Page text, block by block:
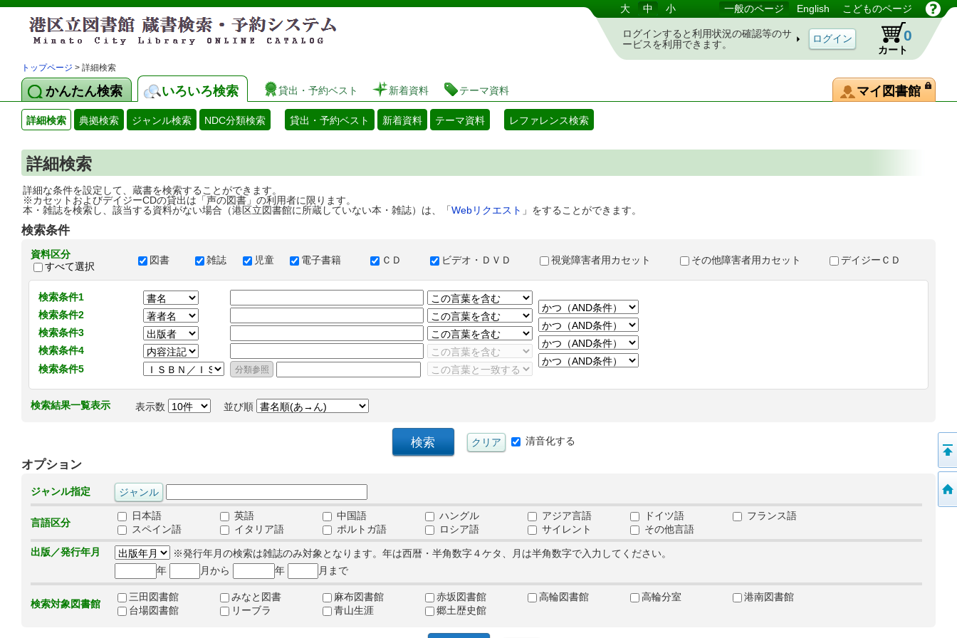
港区立図書館 蔵書検索・予約システム 大 中 小 一般のページ English こどものページ
ログインすると利用状況の確認等のサ
ービスを利用できます。
カート
0
トップページ > 詳細検索
かんたん検索 いろいろ検索 貸出・予約ベスト 新着資料 テーマ資料 マイ図書館
詳細検索 典拠検索 ジャンル検索 NDC分類検索 貸出・予約ベスト 新着資料 テーマ資料 レファレンス検索
詳細検索
詳細な条件を設定して、蔵書を検索することができます。
※カセットおよびデイジーCDの貸出は「声の図書」の利用者に限ります。
本・雑誌を検索し、該当する資料がない場合（港区立図書館に所蔵していない本・雑誌）は、「Webリクエスト 」をすることができます。
検索条件
資料区分
すべて選択
図書 雑誌 児童 電子書籍 ＣＤ ビデオ・ＤＶＤ 視覚障害者用カセット その他障害者用カセット デイジーＣＤ
検索条件1
検索条件2
検索条件3
検索条件4
検索条件5
検索結果一覧表示 表示数 並び順
清音化する
オプション
ジャンル指定
言語区分
日本語 英語 中国語 ハングル アジア言語 ドイツ語
フランス語
スペイン語
イタリア語 ポルトガ語 ロシア語 サイレント
その他言語
出版／発行年月
※発行年月の検索は雑誌のみ対象となります。年は西暦・半角数字４ケタ、月は半角数字で入力してください。
年
月から 年 月まで
検索対象図書館
三田図書館 みなと図書 麻布図書館 赤坂図書館 高輪図書館 高輪分室
港南図書館
台場図書館
リーブラ 青山生涯 郷土歴史館